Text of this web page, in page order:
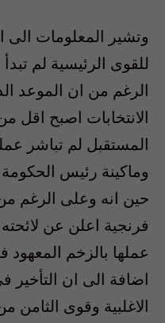
وتشير المعلومات الى
للقوى الرئيسية لم
الرغم من ان الموعد
الانتخابات اصبح اقل
المستقبل لم تباشر
وماكينة رئيس
حين انه وعلى الرغم
فرنجية اعلن عن لائحته
عملها بالزخم المعهود
اضافة الى ان التأخير
الاغلبية وقوى